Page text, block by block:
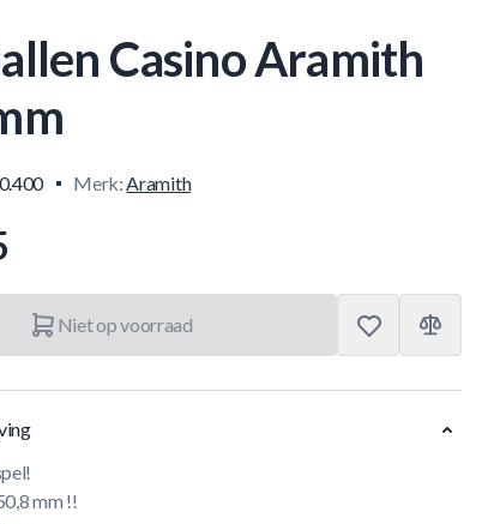
Casino Aramith
Merk:Aramith
Niet op voorraad
mm !!